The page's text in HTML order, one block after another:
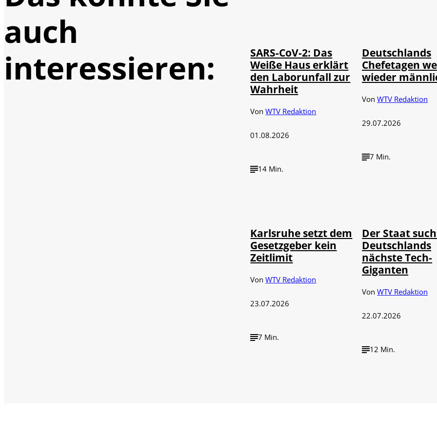
auch
interessieren:
SARS-CoV-2: Das
Weiße Haus erklärt
den Laborunfall zur
Wahrheit
VonWTV Redaktion
01.08.2026
14 Min.
Deutschlands
Chefetagen
wieder
VonWTV Redaktion
29.07.2026
7 Min.
Karlsruhe setzt dem
Gesetzgeber kein
Zeitlimit
VonWTV Redaktion
23.07.2026
7 Min.
Der Staat
Deutschlands
nächste Tech-
Giganten
VonWTV Redaktion
22.07.2026
12 Min.